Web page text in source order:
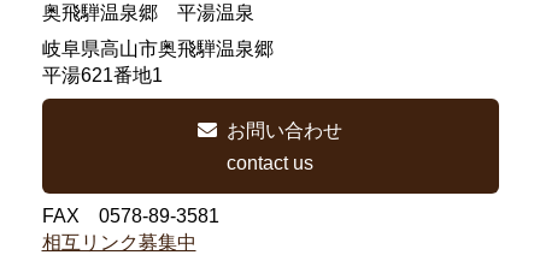
奥飛騨温泉郷 平湯温泉
岐阜県高山市奥飛騨温泉郷
平湯621番地1
お問い合わせ
contact us
FAX 0578-89-3581
相互リンク募集中